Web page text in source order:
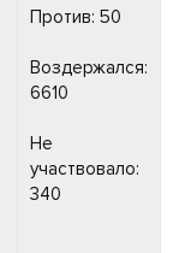
Против: 50
Воздержался:
6610
Не
участвовало:
340